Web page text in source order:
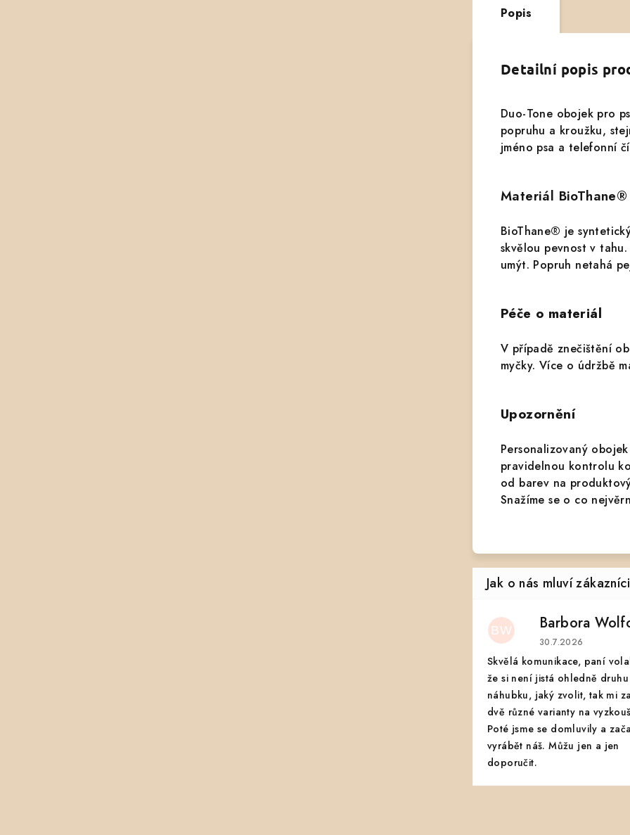
Popis
Detailní popis
Duo-Tone obojek pro
popruhu a kroužku,
jméno psa a telefonní
Materiál BioThane®
BioThane® je
skvělou pevnost v
umýt. Popruh netahá
Péče o materiál
V případě znečištění
myčky. Více o údržbě
Upozornění
Personalizovaný
pravidelnou kontrolu
od barev na
Snažíme se o co
BW Barbora
Hodnocení
30.7.2026
Skvělá komunikace, paní
že si není jistá ohledně druhu
náhubku, jaký zvolit, tak mi
dvě různé varianty na
Poté jsme se domluvily a
vyrábět náš. Můžu jen a jen
doporučit.